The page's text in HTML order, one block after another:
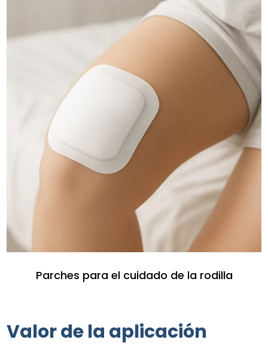
Parches para el cuidado de la rodilla
Valor de la aplicación